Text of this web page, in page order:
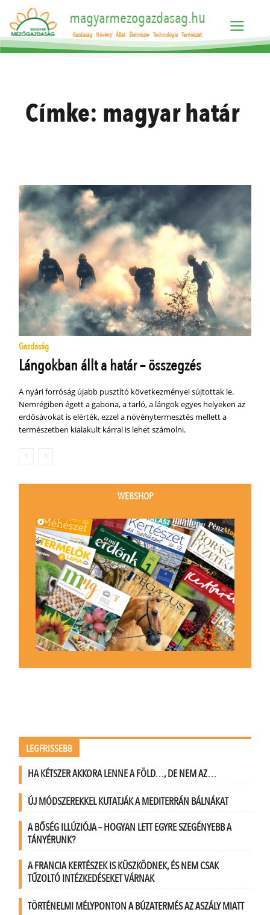
magyarmezogazdasag.hu
Gazdaság Növény Állat Élelmiszer Technológia Természet
Címke: magyar határ
Gazdaság
Lángokban állt a határ – összegzés
A nyári forróság újabb pusztító következményei sújtottak le.
Nemrégiben égett a gabona, a tarló, a lángok egyes helyeken az
erdősávokat is elérték, ezzel a növénytermesztés mellett a
természetben kialakult kárral is lehet számolni.
WEBSHOP
LEGFRISSEBB
HA KÉTSZER AKKORA LENNE A FÖLD…, DE NEM AZ…
ÚJ MÓDSZEREKKEL KUTATJÁK A MEDITERRÁN BÁLNÁKAT
A BŐSÉG ILLÚZIÓJA – HOGYAN LETT EGYRE SZEGÉNYEBB A
TÁNYÉRUNK?
A FRANCIA KERTÉSZEK IS KÜSZKÖDNEK, ÉS NEM CSAK
TŰZOLTÓ INTÉZKEDÉSEKET VÁRNAK
TÖRTÉNELMI MÉLYPONTON A BÚZATERMÉS AZ ASZÁLY MIATT